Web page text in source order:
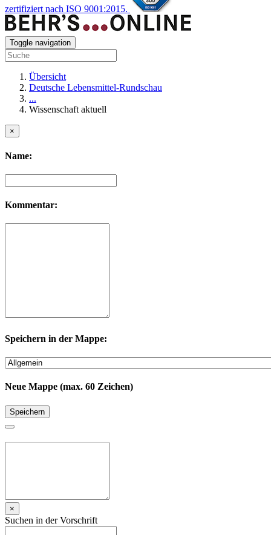
zertifiziert nach ISO 9001:2015.
Toggle navigation
Übersicht
Deutsche Lebensmittel-Rundschau
...
Wissenschaft aktuell
×
Name:
Kommentar:
Speichern in der Mappe:
Neue Mappe (max. 60 Zeichen)
Speichern
×
Suchen in der Vorschrift